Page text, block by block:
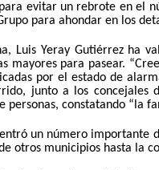
evitar un rebrote en el
para ahondar en los
Luis Yeray Gutiérrez ha
mayores para pasear.
por el estado de
junto a los concejales
personas, constatando “la
un número importante
otros municipios hasta